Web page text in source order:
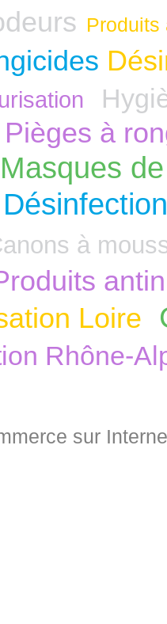
Produits
Pièges à
Masques
à
Loire
Rhône-
sur